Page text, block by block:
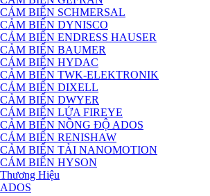
CẢM BIẾN SCHMERSAL
CẢM BIẾN DYNISCO
CẢM BIẾN ENDRESS HAUSER
CẢM BIẾN BAUMER
CẢM BIẾN HYDAC
CẢM BIẾN TWK-ELEKTRONIK
CẢM BIẾN DIXELL
CẢM BIẾN DWYER
CẢM BIẾN LỬA FIREYE
CẢM BIẾN NỒNG ĐỘ ADOS
CẢM BIẾN RENISHAW
CẢM BIẾN TẢI NANOMOTION
CẢM BIẾN HYSON
Thương Hiệu
ADOS